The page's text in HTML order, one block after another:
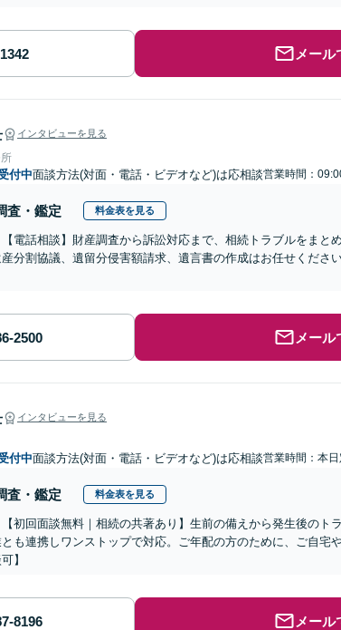
メール
インタビューを見る
付中面談方法(対面・電話・ビデオなど)は応相談営業時間：
査・鑑定 料金表を見る
【電話相談】財産調査から訴訟対応まで、相続トラブルをまと
分割協議、遺留分侵害額請求、遺言書の作成はお任せくださ
メール
インタビューを見る
付中面談方法(対面・電話・ビデオなど)は応相談営業時間：本日
査・鑑定 料金表を見る
【初回面談無料｜相続の共著あり】生前の備えから発生後のト
も連携しワンストップで対応。ご年配の方のために、ご自宅
】
メール